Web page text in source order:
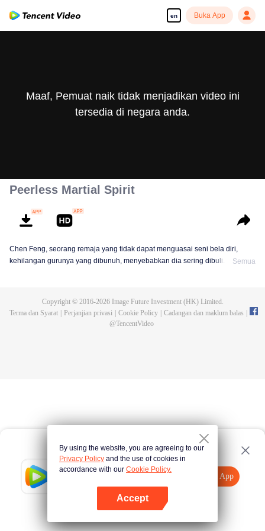
en Buka App
Tencent Video
Buka App
Ketik di sini cuba semula
Maaf, Pemuat naik tidak menjadikan video ini
tersedia di negara anda.
Peerless Martial Spirit
Chen Feng, seorang remaja yang tidak dapat menguasai seni bela diri,
kehilangan gurunya yang dibunuh, menyebabkan dia sering dibuli. Selama
Semua
Copyright © 2016-2026Image Future Investment (HK) Limited.
Terma dan Syarat
Perjanjian privasi Cookie Policy Cadangan dan maklum balas
@TencentVideo
By using the website, you are agreeing to our
Privacy Policy and the use of cookies in
accordance with our Cookie Policy.
Accept